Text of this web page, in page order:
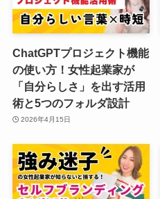
ChatGPTプロジェクト機能
の使い方！女性起業家が
「自分らしさ」を出す活用
術と5つのフォルダ設計
2026年4月15日